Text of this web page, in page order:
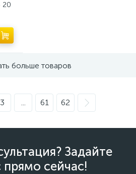
20
больше товаров
3 ... 61 62
Задайте
прямо сейчас!